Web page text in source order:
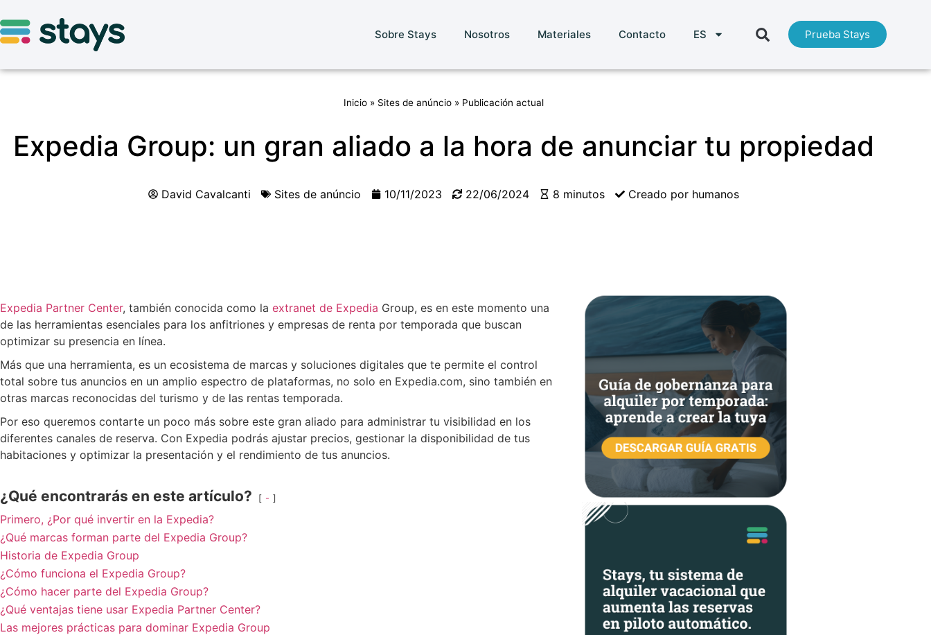
Sobre Stays Nosotros Materiales Contacto ES Prueba Stays
Inicio» Sites de anúncio» Publicación actual
Expedia Group: un gran aliado a la hora de anunciar tu propiedad
David Cavalcanti Sites de anúncio 10/11/2023 22/06/2024 8 minutos Creado por humanos
Expedia Partner Center, también conocida como la extranet de Expedia Group, es en este momento una
de las herramientas esenciales para los anfitriones y empresas de renta por temporada que buscan
optimizar su presencia en línea.
Más que una herramienta, es un ecosistema de marcas y soluciones digitales que te permite el control
total sobre tus anuncios en un amplio espectro de plataformas, no solo en Expedia.com, sino también en
otras marcas reconocidas del turismo y de las rentas temporada.
Por eso queremos contarte un poco más sobre este gran aliado para administrar tu visibilidad en los
diferentes canales de reserva. Con Expedia podrás ajustar precios, gestionar la disponibilidad de tus
habitaciones y optimizar la presentación y el rendimiento de tus anuncios.
¿Qué encontrarás en este artículo? -
Primero, ¿Por qué invertir en la Expedia?
¿Qué marcas forman parte del Expedia Group?
Historia de Expedia Group
¿Cómo funciona el Expedia Group?
¿Cómo hacer parte del Expedia Group?
¿Qué ventajas tiene usar Expedia Partner Center?
Las mejores prácticas para dominar Expedia Group